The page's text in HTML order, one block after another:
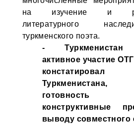
на изучение и
литературного
туркменского поэта.
- Туркменистан
активное участие
Туркменистана,
готовность
конструктивные
выводу совместного